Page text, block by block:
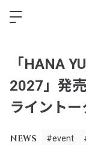
「HANA
2027」発
ライント
NEWS #event